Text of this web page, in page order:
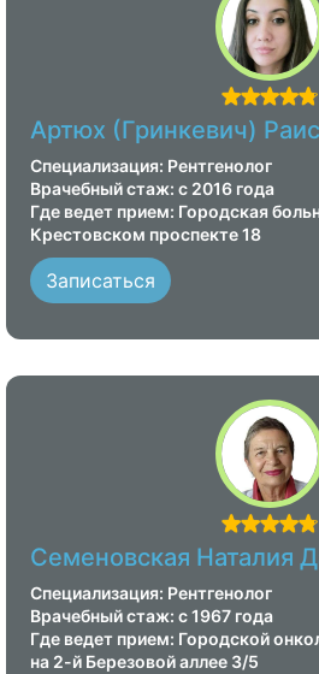
Артюх (Гринкевич)
Специализация: Рентгенолог
Врачебный стаж: с 2016 года
Где ведет прием: Городская
Крестовском проспекте 18
Записаться
Семеновская Наталия
Специализация: Рентгенолог
Врачебный стаж: с 1967 года
Где ведет прием: Городской
на 2-й Березовой аллее 3/5